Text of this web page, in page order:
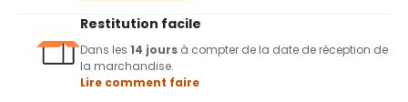
Restitution facile
Dans les 14 jours à compter de la date de réception de
la marchandise.
Lire comment faire